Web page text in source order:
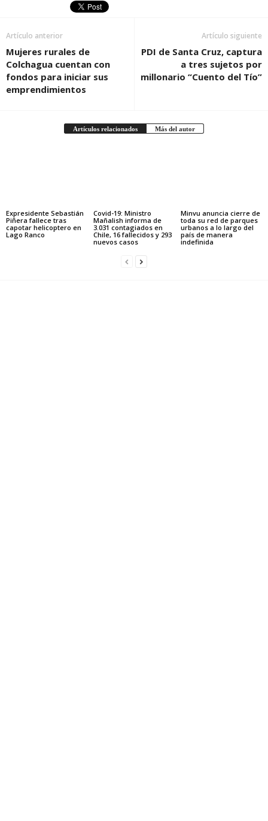
Artículo anterior
Mujeres rurales de
Colchagua cuentan con
fondos para iniciar sus
emprendimientos
Artículo siguiente
PDI de Santa Cruz, captura
a tres sujetos por
millonario “Cuento del Tío”
Artículos relacionados Más del autor
Expresidente Sebastián
Piñera fallece tras
capotar helicoptero en
Lago Ranco
Covid-19: Ministro
Mañalish informa de
3.031 contagiados en
Chile, 16 fallecidos y 293
nuevos casos
Minvu anuncia cierre de
toda su red de parques
urbanos a lo largo del
país de manera
indefinida